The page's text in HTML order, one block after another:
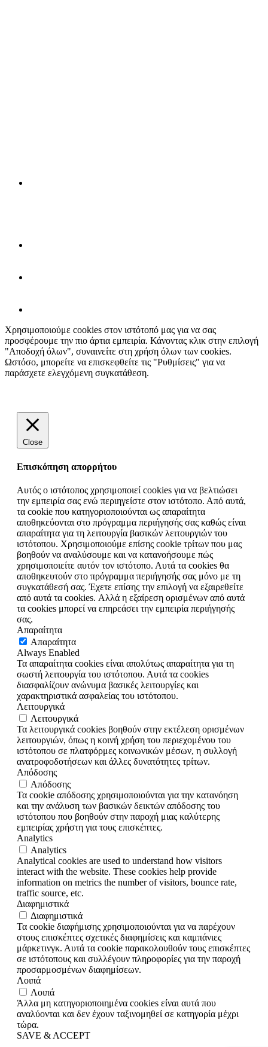
Χρησιμοποιούμε cookies στον ιστότοπό μας για να σας
προσφέρουμε την πιο άρτια εμπειρία. Κάνοντας κλικ στην επιλογή
"Αποδοχή όλων", συναινείτε στη χρήση όλων των cookies.
Ωστόσο, μπορείτε να επισκεφθείτε τις "Ρυθμίσεις" για να
παράσχετε ελεγχόμενη συγκατάθεση.
Close
Επισκόπηση απορρήτου
Αυτός ο ιστότοπος χρησιμοποιεί cookies για να βελτιώσει
την εμπειρία σας ενώ περιηγείστε στον ιστότοπο. Από αυτά,
τα cookie που κατηγοριοποιούνται ως απαραίτητα
αποθηκεύονται στο πρόγραμμα περιήγησής σας καθώς είναι
απαραίτητα για τη λειτουργία βασικών λειτουργιών του
ιστότοπου. Χρησιμοποιούμε επίσης cookie τρίτων που μας
βοηθούν να αναλύσουμε και να κατανοήσουμε πώς
χρησιμοποιείτε αυτόν τον ιστότοπο. Αυτά τα cookies θα
αποθηκευτούν στο πρόγραμμα περιήγησής σας μόνο με τη
συγκατάθεσή σας. Έχετε επίσης την επιλογή να εξαιρεθείτε
από αυτά τα cookies. Αλλά η εξαίρεση ορισμένων από αυτά
τα cookies μπορεί να επηρεάσει την εμπειρία περιήγησής
σας.
Απαραίτητα
Απαραίτητα
Always Enabled
Τα απαραίτητα cookies είναι απολύτως απαραίτητα για τη
σωστή λειτουργία του ιστότοπου. Αυτά τα cookies
διασφαλίζουν ανώνυμα βασικές λειτουργίες και
χαρακτηριστικά ασφαλείας του ιστότοπου.
Λειτουργικά
Λειτουργικά
Τα λειτουργικά cookies βοηθούν στην εκτέλεση ορισμένων
λειτουργιών, όπως η κοινή χρήση του περιεχομένου του
ιστότοπου σε πλατφόρμες κοινωνικών μέσων, η συλλογή
ανατροφοδοτήσεων και άλλες δυνατότητες τρίτων.
Απόδοσης
Απόδοσης
Τα cookie απόδοσης χρησιμοποιούνται για την κατανόηση
και την ανάλυση των βασικών δεικτών απόδοσης του
ιστότοπου που βοηθούν στην παροχή μιας καλύτερης
εμπειρίας χρήστη για τους επισκέπτες.
Analytics
Analytics
Analytical cookies are used to understand how visitors
interact with the website. These cookies help provide
information on metrics the number of visitors, bounce rate,
traffic source, etc.
Διαφημιστικά
Διαφημιστικά
Τα cookie διαφήμισης χρησιμοποιούνται για να παρέχουν
στους επισκέπτες σχετικές διαφημίσεις και καμπάνιες
μάρκετινγκ. Αυτά τα cookie παρακολουθούν τους επισκέπτες
σε ιστότοπους και συλλέγουν πληροφορίες για την παροχή
προσαρμοσμένων διαφημίσεων.
Λοιπά
Λοιπά
Άλλα μη κατηγοριοποιημένα cookies είναι αυτά που
αναλύονται και δεν έχουν ταξινομηθεί σε κατηγορία μέχρι
τώρα.
SAVE & ACCEPT